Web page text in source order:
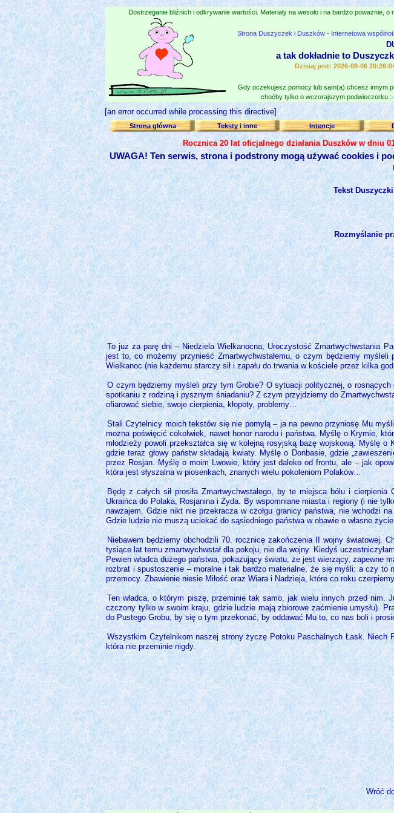
Dostrzeganie bliźnich i odkrywanie wartości. Materiały na wesoło i na bardzo poważnie,
Strona Duszyczek i Duszków - Internetowa
a tak dokładnie to
Dzisiaj jest: 2026-08-06
Gdy oczekujesz pomocy lub sam(a) chcesz innym
choćby tylko o wczorajszym podwieczorku
[an error occurred while processing this directive]
Strona główna Teksty i inne Intencje
Rocznica 20 lat oficjalnego działania Duszków w dniu
UWAGA! Ten serwis, strona i podstrony mogą używać cookies i
Tekst
Rozmyślanie
To już za parę dni – Niedziela Wielkanocna, Uroczystość Zmartwychwstania
jest to, co możemy przynieść Zmartwychwstałemu, o czym będziemy
Wielkanoc (nie każdemu starczy sił i zapału do trwania w kościele przez kilka
O czym będziemy myśleli przy tym Grobie? O sytuacji politycznej, o
spotkaniu z rodziną i pysznym śniadaniu? Z czym przyjdziemy do
ofiarować siebie, swoje cierpienia, kłopoty, problemy…
Stali Czytelnicy moich tekstów się nie pomylą – ja na pewno przyniosę Mu
można poświęcić cokolwiek, nawet honor narodu i państwa. Myślę o Krymie,
młodzieży powoli przekształca się w kolejną rosyjską bazę wojskową. Myślę
gdzie teraz głowy państw składają kwiaty. Myślę o Donbasie, gdzie
przez Rosjan. Myślę o moim Lwowie, który jest daleko od frontu, ale – jak
która jest słyszalna w piosenkach, znanych wielu pokoleniom Polaków…
Będę z całych sił prosiła Zmartwychwstałego, by te miejsca bólu i
Ukraińca do Polaka, Rosjanina i Żyda. By wspomniane miasta i regiony (i nie
nawzajem. Gdzie nikt nie przekracza w czołgu granicy państwa, nie wchodzi
Gdzie ludzie nie muszą uciekać do sąsiedniego państwa w obawie o własne
Niebawem będziemy obchodzili 70. rocznicę zakończenia II wojny światowej.
tysiące lat temu zmartwychwstał dla pokoju, nie dla wojny. Kiedyś
Pewien władca dużego państwa, pokazujący światu, że jest wierzący, zapewne
rozbrat i spustoszenie – moralne i tak bardzo materialne, że się myśli: a czy to
przemocy. Zbawienie niesie Miłość oraz Wiara i Nadzieja, które co roku
Ten władca, o którym piszę, przeminie tak samo, jak wielu innych przed nim.
czczony tylko w swoim kraju, gdzie ludzie mają zbiorowe zaćmienie umysłu).
do Pustego Grobu, by się o tym przekonać, by oddawać Mu to, co nas boli i
Wszystkim Czytelnikom naszej strony życzę Potoku Paschalnych Łask. Niech
która nie przeminie nigdy.
Wróć